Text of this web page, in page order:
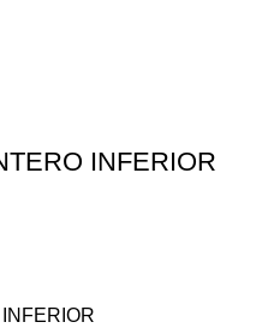
INFERIOR